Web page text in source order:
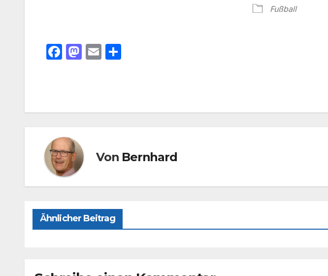
Fußball
F
b
o
k
M
d
n
E
Von Bernhard
Ähnlicher Beitrag